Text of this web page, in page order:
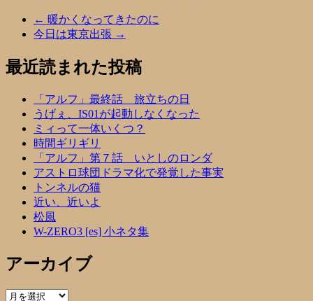
← 暖かくなってきたのに
今日は東京出張 →
最近読まれた投稿
「アルフ」最終話 旅立ちの日
うげぇ、IS01が起動しなくなった
ミィって一体いくつ？
時間ギリギリ
「アルフ」第７話 いとしのロンダ
アストロ球団ドラマ化で発覚した事実
トンネルの猫
近い、近いよ
松風
W-ZERO3 [es] 小ネタ集
アーカイブ
ア